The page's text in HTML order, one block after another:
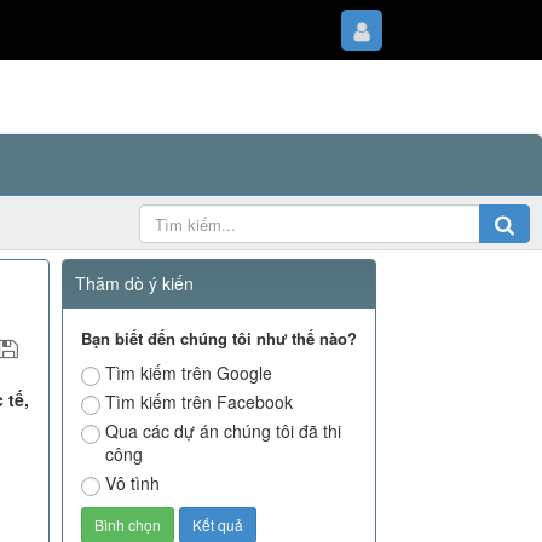
tế,
Thăm dò ý kiến
Bạn biết đến chúng tôi như thế nào?
Tìm kiếm trên Google
Tìm kiếm trên Facebook
Qua các dự án chúng tôi đã thi
công
Vô tình